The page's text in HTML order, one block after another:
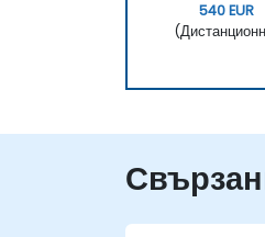
540 EUR